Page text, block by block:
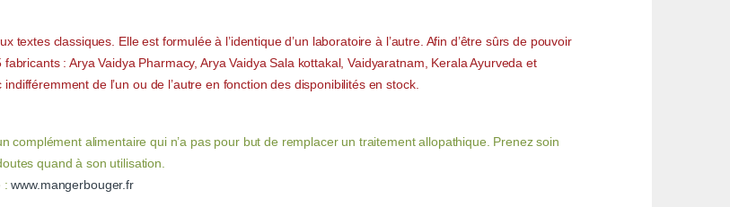
classiques. Elle est formulée à l’identique d’un laboratoire à l’autre. Afin d’être sûrs de pouvoir
: Arya Vaidya Pharmacy, Arya Vaidya Sala kottakal, Vaidyaratnam, Kerala Ayurveda et
de l’un ou de l’autre en fonction des disponibilités en stock.
complément alimentaire qui n’a pas pour but de remplacer un traitement allopathique. Prenez soin
quand à son utilisation.
:www.mangerbouger.fr